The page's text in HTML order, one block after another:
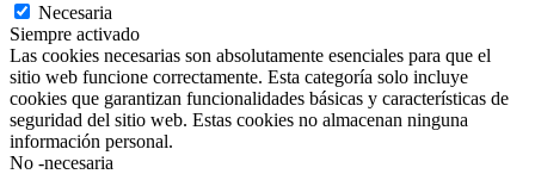
Necesaria
Siempre activado
Las cookies necesarias son absolutamente esenciales para que el
sitio web funcione correctamente. Esta categoría solo incluye
cookies que garantizan funcionalidades básicas y características de
seguridad del sitio web. Estas cookies no almacenan ninguna
información personal.
No -necesaria